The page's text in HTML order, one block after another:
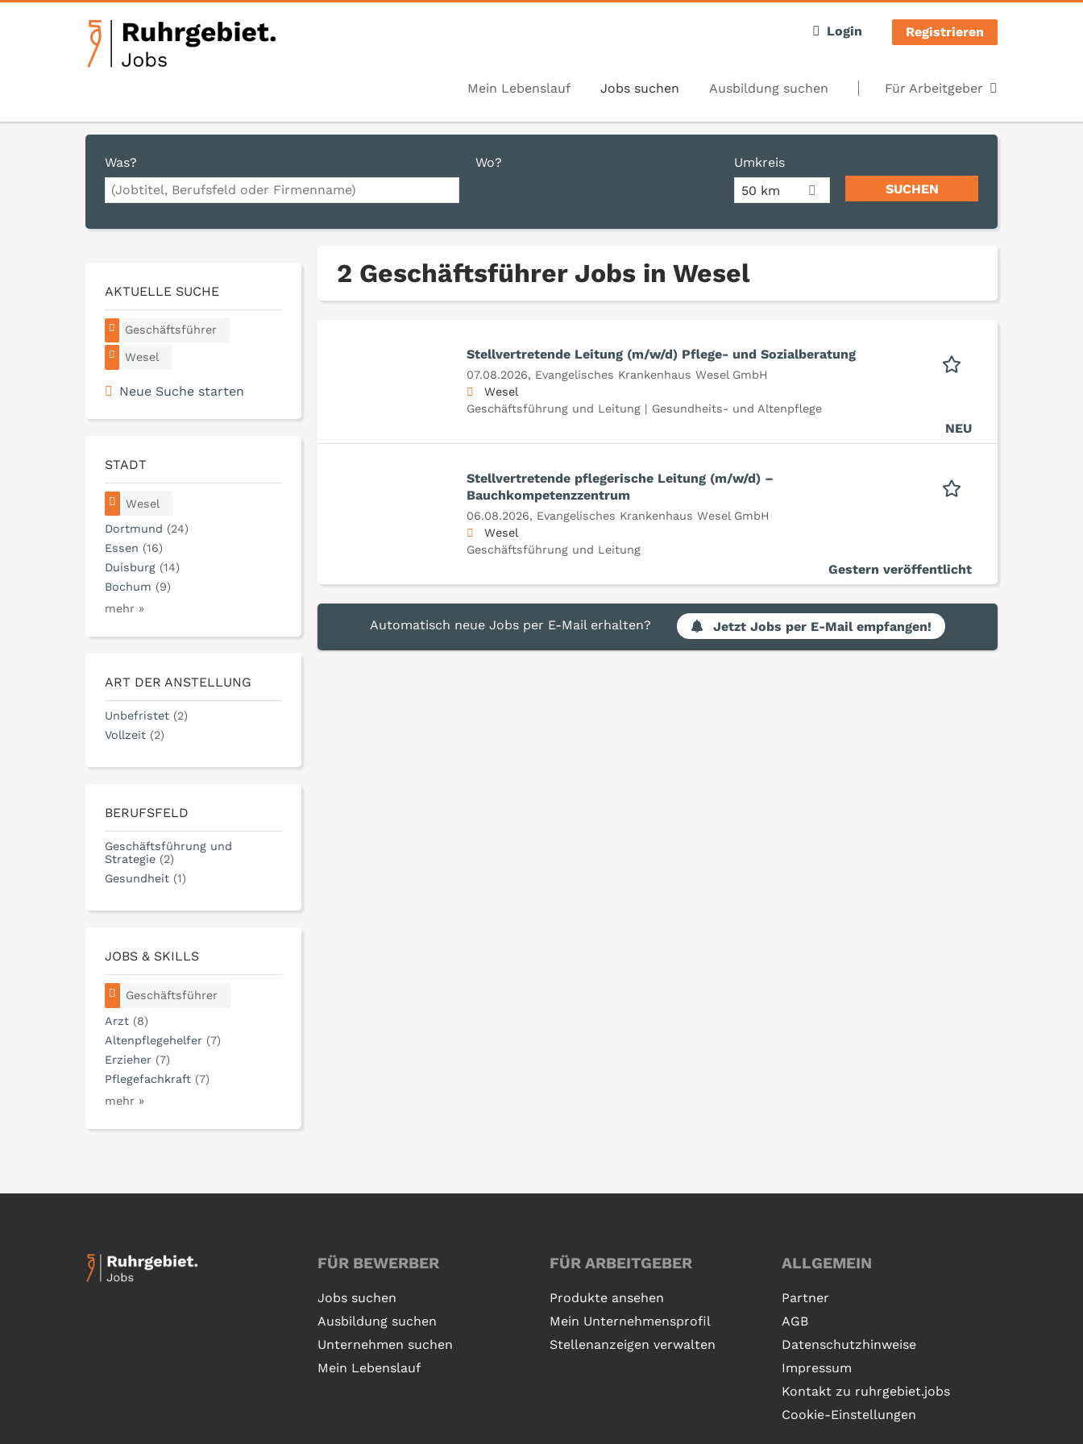
Login Registrieren
Mein Lebenslauf Jobs suchen Ausbildung suchen Für Arbeitgeber
Was? Wo?
Umkreis
50 km
2 Geschäftsführer Jobs in Wesel
Stellvertretende Leitung (m/w/d) Pflege- und Sozialberatung
07.08.2026, Evangelisches Krankenhaus Wesel GmbH
Wesel
Geschäftsführung und Leitung | Gesundheits- und Altenpflege
NEU
Stellvertretende pflegerische Leitung (m/w/d) –
Bauchkompetenzzentrum
06.08.2026, Evangelisches Krankenhaus Wesel GmbH
Wesel
Geschäftsführung und Leitung
Gestern veröffentlicht
Automatisch neue Jobs per E-Mail erhalten? Jetzt Jobs per E-Mail empfangen!
AKTUELLE SUCHE
Geschäftsführer
Wesel
Neue Suche starten
STADT
Wesel
Dortmund (24)
Essen (16)
Duisburg (14)
Bochum (9)
mehr »
ART DER ANSTELLUNG
Unbefristet (2)
Vollzeit (2)
BERUFSFELD
Geschäftsführung und
Strategie (2)
Gesundheit (1)
JOBS & SKILLS
Geschäftsführer
Arzt (8)
Altenpflegehelfer (7)
Erzieher (7)
Pflegefachkraft (7)
mehr »
FÜR BEWERBER
Jobs suchen
Ausbildung suchen
Unternehmen suchen
Mein Lebenslauf
FÜR ARBEITGEBER
Produkte ansehen
Mein Unternehmensprofil
Stellenanzeigen verwalten
ALLGEMEIN
Partner
AGB
Datenschutzhinweise
Impressum
Kontakt zu ruhrgebiet.jobs
Cookie-Einstellungen